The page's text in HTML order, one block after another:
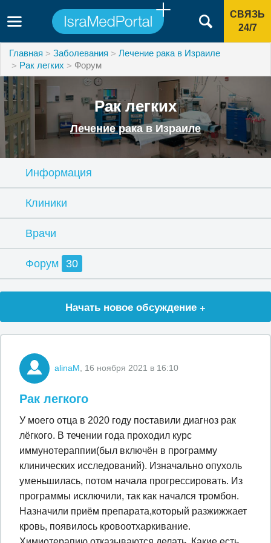
СВЯЗЬ
24/7
Главная Заболевания
Лечение рака в Израиле
Рак легких
Форум
Рак легких
Лечение рака в Израиле
Информация
Клиники
Врачи
Форум 30
Начать новое обсуждение +
alinaM , 16 ноября 2021 в 16:10
Рак легкого
У моего отца в 2020 году поставили диагноз рак
лёгкого. В течении года проходил курс
иммунотераппии(был включён в программу
клинических исследований). Изначально опухоль
уменьшилась, потом начала прогрессировать. Из
программы исключили, так как начался тромбон.
Назначили приём препарата,который разжижжает
кровь, появилось кровоотхаркивание.